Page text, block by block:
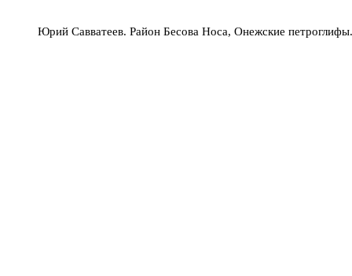
Юрий Савватеев. Район Бесова Носа, Онежские